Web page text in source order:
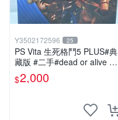
Y3502172596 25
PS Vita 生死格鬥5 PLUS#典
藏版 #二手#dead or alive 5+
#音樂CD未拆#電玩遊戲#格
鬥
$2,000